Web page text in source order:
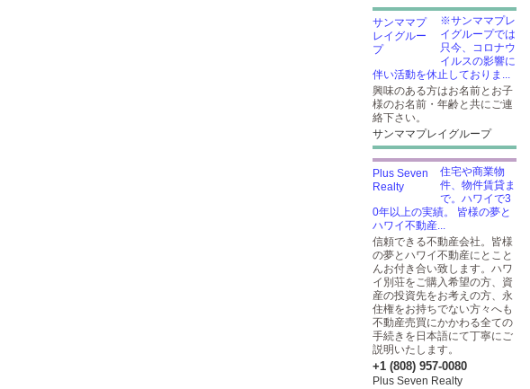
※サンママプレ
イグループでは
只今、コロナウ
イルスの影響に
伴い活動を休止しておりま...
興味のある方はお名前とお子
様のお名前・年齢と共にご連
絡下さい。
サンママプレイグループ
住宅や商業物
件、物件賃貸ま
で。ハワイで3
0年以上の実績。 皆様の夢と
ハワイ不動産...
信頼できる不動産会社。皆様
の夢とハワイ不動産にとこと
んお付き合い致します。ハワ
イ別荘をご購入希望の方、資
産の投資先をお考えの方、永
住権をお持ちでない方々へも
不動産売買にかかわる全ての
手続きを日本語にて丁寧にご
説明いたします。
+1 (808) 957-0080
Plus Seven Realty